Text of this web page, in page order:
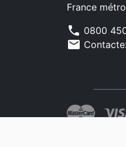
France
phone 0800
mail